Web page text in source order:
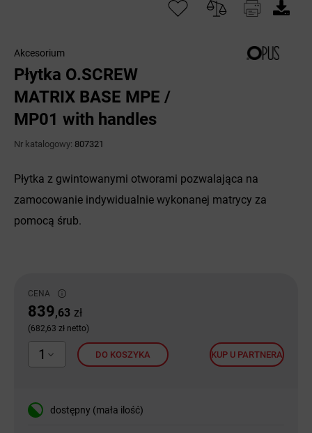
Akcesorium
Płytka O.SCREW
MATRIX BASE MPE /
MP01 with handles
Nr katalogowy: 807321
CENA
839,63 zł
(682,63 zł netto)
1 DO KOSZYKA KUP U PARTNERA
dostępny (mała ilość)
Płytka z gwintowanymi otworami pozwalająca na
zamocowanie indywidualnie wykonanej matrycy za
pomocą śrub.